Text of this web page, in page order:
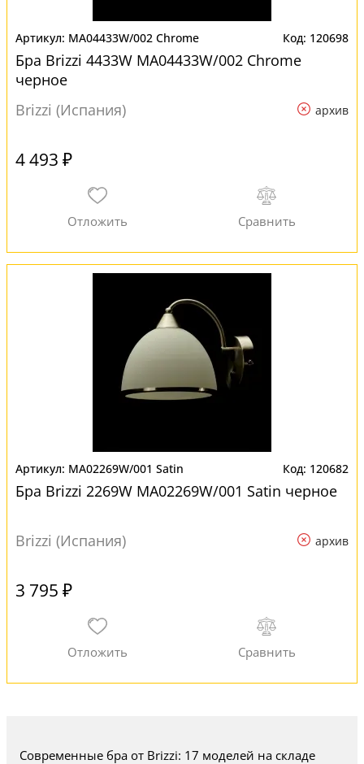
MA04433W/002 Chrome 120698
Бра Brizzi 4433W MA04433W/002 Chrome
черное
Brizzi (Испания)
архив
4 493 ₽
MA02269W/001 Satin 120682
Бра Brizzi 2269W MA02269W/001 Satin черное
Brizzi (Испания) архив
3 795 ₽
Современные бра от Brizzi: 17 моделей на складе